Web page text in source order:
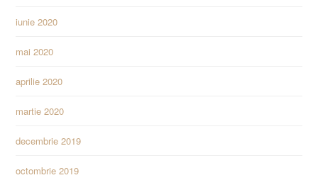
iunie 2020
mai 2020
aprilie 2020
martie 2020
decembrie 2019
octombrie 2019